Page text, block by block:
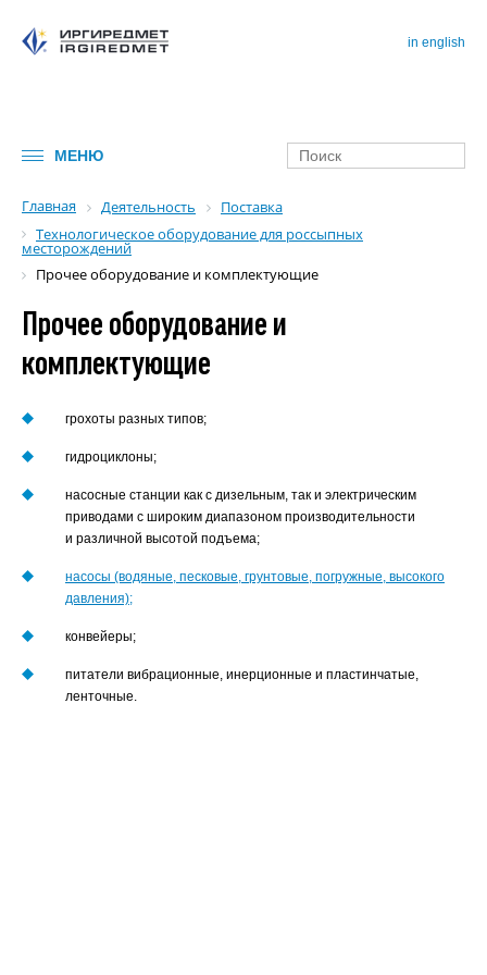
МЕНЮ
in english
Главная Деятельность
Поставка
Технологическое оборудование для россыпных
месторождений
Прочее оборудование и комплектующие
Прочее оборудование и
комплектующие
грохоты разных типов;
гидроциклоны;
насосные станции как с дизельным, так и электрическим
приводами с широким диапазоном производительности
и различной высотой подъема;
насосы (водяные, песковые, грунтовые, погружные, высокого
давления);
конвейеры;
питатели вибрационные, инерционные и пластинчатые,
ленточные.
Номер телефона*
Комментарий